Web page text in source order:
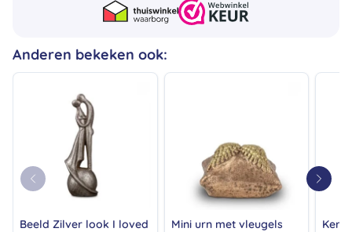
Anderen bekeken ook:
Beeld Zilver look I loved
Mini urn met vleugels